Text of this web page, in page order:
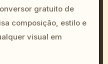
gratuito de
composição, estilo e
visual em